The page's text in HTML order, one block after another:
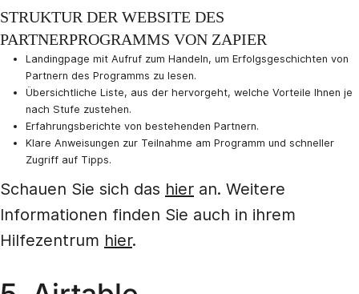
STRUKTUR DER WEBSITE DES
PARTNERPROGRAMMS VON ZAPIER
Landingpage mit Aufruf zum Handeln, um Erfolgsgeschichten von
Partnern des Programms zu lesen.
Übersichtliche Liste, aus der hervorgeht, welche Vorteile Ihnen je
nach Stufe zustehen.
Erfahrungsberichte von bestehenden Partnern.
Klare Anweisungen zur Teilnahme am Programm und schneller
Zugriff auf Tipps.
Schauen Sie sich das hier an. Weitere
Informationen finden Sie auch in ihrem
Hilfezentrum hier.